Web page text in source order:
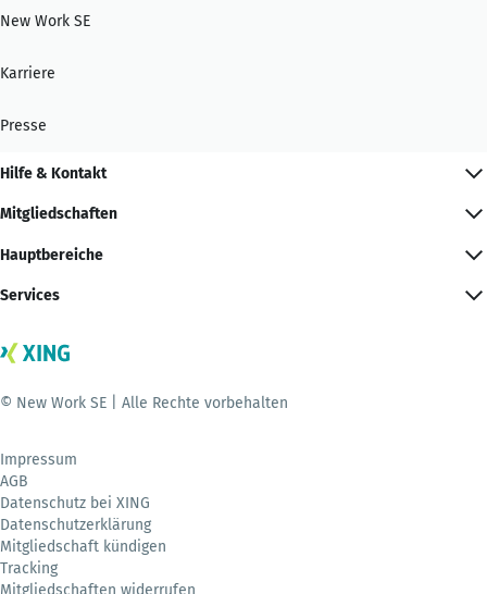
New Work SE
Karriere
Presse
Hilfe & Kontakt
Mitgliedschaften
Hauptbereiche
Services
© New Work SE | Alle Rechte vorbehalten
Impressum
AGB
Datenschutz bei XING
Datenschutzerklärung
Mitgliedschaft kündigen
Tracking
Mitgliedschaften widerrufen